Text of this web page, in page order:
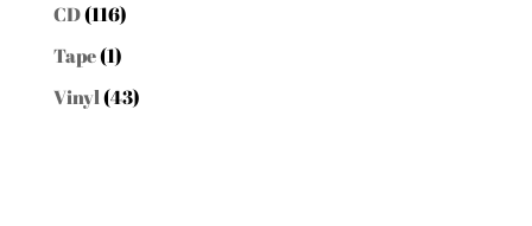
CD(116)
Tape(1)
Vinyl(43)